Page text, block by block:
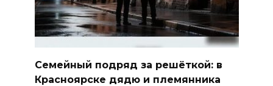
Семейный подряд за решёткой: в
Красноярске дядю и племянника